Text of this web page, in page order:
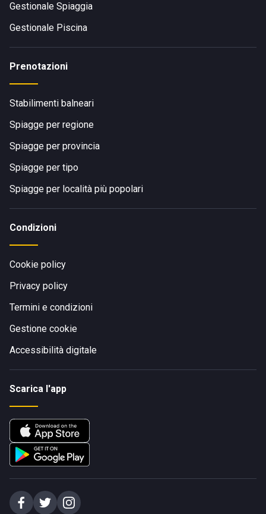
Gestionale Spiaggia
Gestionale Piscina
Prenotazioni
Stabilimenti balneari
Spiagge per regione
Spiagge per provincia
Spiagge per tipo
Spiagge per località più popolari
Condizioni
Cookie policy
Privacy policy
Termini e condizioni
Gestione cookie
Accessibilità digitale
Scarica l'app